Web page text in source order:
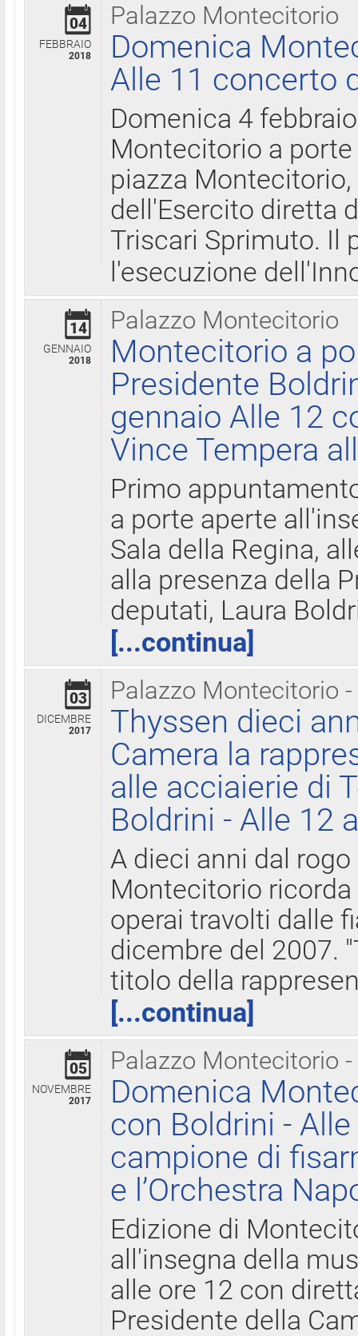
Palazzo Montecitorio
04
FEBBRAIO
2018
Domenica
Alle 11 concerto
Domenica 4
Montecitorio a
piazza
dell'Esercito diretta
Triscari Sprimuto. Il
l'esecuzione
Palazzo Montecitorio
14
GENNAIO
2018
Montecitorio a
Presidente
gennaio Alle 12
Vince Tempera
Primo
a porte aperte
Sala della Regina,
alla presenza della
deputati, Laura
[...continua]
Palazzo Montecitorio
03
DICEMBRE
2017
Thyssen dieci
Camera la
alle acciaierie di
Boldrini - Alle 12
A dieci anni dal
Montecitorio
operai travolti dalle
dicembre del 2007.
titolo della
[...continua]
Palazzo Montecitorio
05
NOVEMBRE
2017
Domenica
con Boldrini -
campione di
e l’Orchestra
Edizione di
all'insegna della
alle ore 12 con
Presidente della